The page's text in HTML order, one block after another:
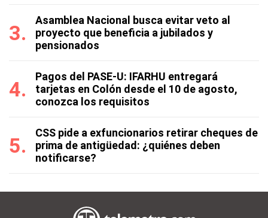
Asamblea Nacional busca evitar veto al
proyecto que beneficia a jubilados y
pensionados
Pagos del PASE-U: IFARHU entregará
tarjetas en Colón desde el 10 de agosto,
conozca los requisitos
CSS pide a exfuncionarios retirar cheques de
prima de antigüedad: ¿quiénes deben
notificarse?